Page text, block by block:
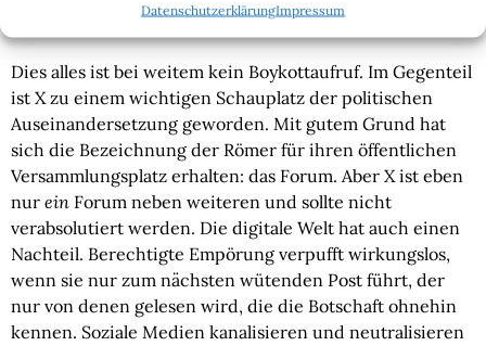
DatenschutzerklärungImpressum
außen vor zu halten.
Dies alles ist bei weitem kein Boykottaufruf. Im Gegenteil
ist X zu einem wichtigen Schauplatz der politischen
Auseinandersetzung geworden. Mit gutem Grund hat
sich die Bezeichnung der Römer für ihren öffentlichen
Versammlungsplatz erhalten: das Forum. Aber X ist eben
nur ein Forum neben weiteren und sollte nicht
verabsolutiert werden. Die digitale Welt hat auch einen
Nachteil. Berechtigte Empörung verpufft wirkungslos,
wenn sie nur zum nächsten wütenden Post führt, der
nur von denen gelesen wird, die die Botschaft ohnehin
kennen. Soziale Medien kanalisieren und neutralisieren